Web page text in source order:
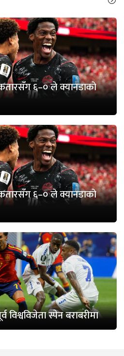
६–० ले क्यानडाको
६–० ले क्यानडाको
विश्वविजेता स्पेन बराबरीमा